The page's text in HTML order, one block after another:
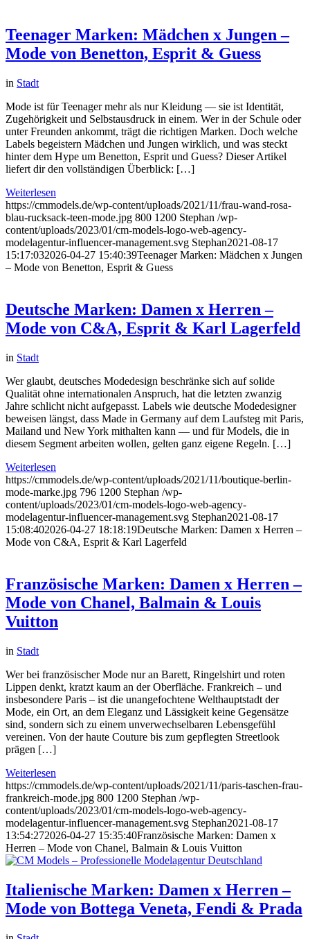
Teenager Marken: Mädchen x Jungen –
Mode von Benetton, Esprit & Guess
in Stadt
Mode ist für Teenager mehr als nur Kleidung — sie ist Identität,
Zugehörigkeit und Selbstausdruck in einem. Wer in der Schule oder
unter Freunden ankommt, trägt die richtigen Marken. Doch welche
Labels begeistern Mädchen und Jungen wirklich, und was steckt
hinter dem Hype um Benetton, Esprit und Guess? Dieser Artikel
liefert dir den vollständigen Überblick: […]
Weiterlesen
https://cmmodels.de/wp-content/uploads/2021/11/frau-wand-rosa-
blau-rucksack-teen-mode.jpg 800 1200 Stephan /wp-
content/uploads/2023/01/cm-models-logo-web-agency-
modelagentur-influencer-management.svg Stephan2021-08-17
15:17:032026-04-27 15:40:39Teenager Marken: Mädchen x Jungen
– Mode von Benetton, Esprit & Guess
Deutsche Marken: Damen x Herren –
Mode von C&A, Esprit & Karl Lagerfeld
in Stadt
Wer glaubt, deutsches Modedesign beschränke sich auf solide
Qualität ohne internationalen Anspruch, hat die letzten zwanzig
Jahre schlicht nicht aufgepasst. Labels wie deutsche Modedesigner
beweisen längst, dass Made in Germany auf dem Laufsteg mit Paris,
Mailand und New York mithalten kann — und für Models, die in
diesem Segment arbeiten wollen, gelten ganz eigene Regeln. […]
Weiterlesen
https://cmmodels.de/wp-content/uploads/2021/11/boutique-berlin-
mode-marke.jpg 796 1200 Stephan /wp-
content/uploads/2023/01/cm-models-logo-web-agency-
modelagentur-influencer-management.svg Stephan2021-08-17
15:08:402026-04-27 18:18:19Deutsche Marken: Damen x Herren –
Mode von C&A, Esprit & Karl Lagerfeld
Französische Marken: Damen x Herren –
Mode von Chanel, Balmain & Louis
Vuitton
in Stadt
Wer bei französischer Mode nur an Barett, Ringelshirt und roten
Lippen denkt, kratzt kaum an der Oberfläche. Frankreich – und
insbesondere Paris – ist die unangefochtene Welthauptstadt der
Mode, ein Ort, an dem Eleganz und Lässigkeit keine Gegensätze
sind, sondern sich zu einem unverwechselbaren Lebensgefühl
vereinen. Von der haute Couture bis zum gepflegten Streetlook
prägen […]
Weiterlesen
https://cmmodels.de/wp-content/uploads/2021/11/paris-taschen-frau-
frankreich-mode.jpg 800 1200 Stephan /wp-
content/uploads/2023/01/cm-models-logo-web-agency-
modelagentur-influencer-management.svg Stephan2021-08-17
13:54:272026-04-27 15:35:40Französische Marken: Damen x
Herren – Mode von Chanel, Balmain & Louis Vuitton
Italienische Marken: Damen x Herren –
Mode von Bottega Veneta, Fendi & Prada